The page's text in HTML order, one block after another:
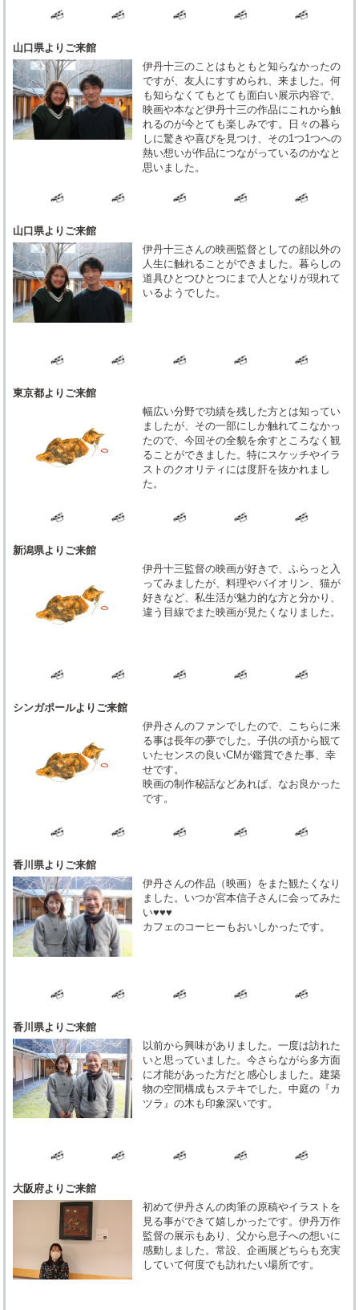
山口県よりご来館
伊丹十三のことはもともと知らなかったの
ですが、友人にすすめられ、来ました。何
も知らなくてもとても面白い展示内容で、
映画や本など伊丹十三の作品にこれから触
れるのが今とても楽しみです。日々の暮ら
しに驚きや喜びを見つけ、その1つ1つへの
熱い想いが作品につながっているのかなと
思いました。
山口県よりご来館
伊丹十三さんの映画監督としての顔以外の
人生に触れることができました。暮らしの
道具ひとつひとつにまで人となりが現れて
いるようでした。
東京都よりご来館
幅広い分野で功績を残した方とは知ってい
ましたが、その一部にしか触れてこなかっ
たので、今回その全貌を余すところなく観
ることができました。特にスケッチやイラ
ストのクオリティには度肝を抜かれまし
た。
新潟県よりご来館
伊丹十三監督の映画が好きで、ふらっと入
ってみましたが、料理やバイオリン、猫が
好きなど、私生活が魅力的な方と分かり、
違う目線でまた映画が見たくなりました。
シンガポールよりご来館
伊丹さんのファンでしたので、こちらに来
る事は長年の夢でした。子供の頃から観て
いたセンスの良いCMが鑑賞できた事、幸
せです。
映画の制作秘話などあれば、なお良かった
です。
香川県よりご来館
伊丹さんの作品（映画）をまた観たくなり
ました。いつか宮本信子さんに会ってみた
い♥♥♥
カフェのコーヒーもおいしかったです。
香川県よりご来館
以前から興味がありました。一度は訪れた
いと思っていました。今さらながら多方面
に才能があった方だと感心しました。建築
物の空間構成もステキでした。中庭の『カ
ツラ』の木も印象深いです。
大阪府よりご来館
初めて伊丹さんの肉筆の原稿やイラストを
見る事ができて嬉しかったです。伊丹万作
監督の展示もあり、父から息子への想いに
感動しました。常設、企画展どちらも充実
していて何度でも訪れたい場所です。